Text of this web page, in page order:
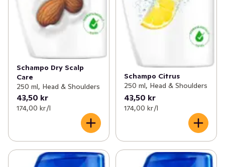
Schampo Dry Scalp
Care
250 ml, Head & Shoulders
43,50 kr
174,00 kr /l
Schampo Citrus
250 ml, Head & Shoulders
43,50 kr
174,00 kr /l